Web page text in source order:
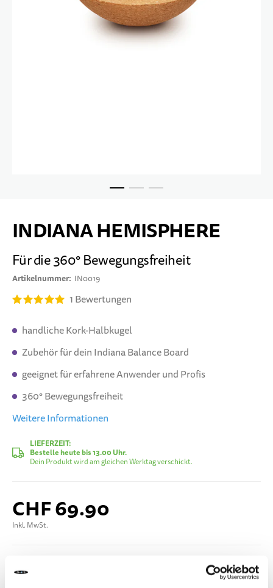
INDIANA HEMISPHERE
Für die 360° Bewegungsfreiheit
Artikelnummer IN0019
1 Bewertungen
handliche Kork-Halbkugel
Zubehör für dein Indiana Balance Board
geeignet für erfahrene Anwender und Profis
360° Bewegungsfreiheit
Weitere Informationen
LIEFERZEIT:
Bestelle heute bis 13.00 Uhr.
Dein Produkt wird am gleichen Werktag verschickt.
CHF 69.90
Inkl. MwSt.